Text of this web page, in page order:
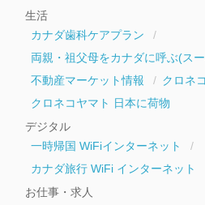
生活
カナダ歯科ケアプラン
両親・祖父母をカナダに呼ぶ(ス
不動産マーケット情報
クロネ
クロネコヤマト 日本に荷物
デジタル
一時帰国 WiFiインターネット
カナダ旅行 WiFi インターネット
お仕事・求人